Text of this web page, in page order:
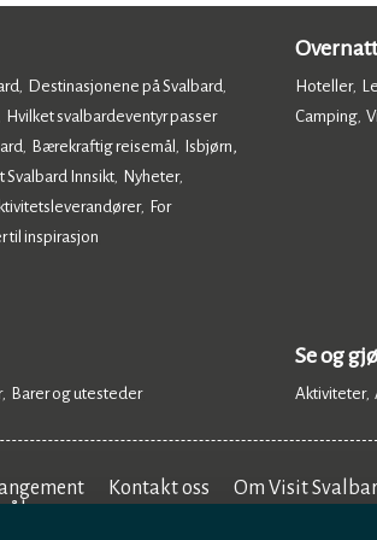
, Destinasjonene på Svalbard,
Hvilket svalbardeventyr passer
, Bærekraftig reisemål ,
Isbjørn,
Svalbard Innsikt, Nyheter,
,
For
til inspirasjon
Hoteller,
Camping,
, Barer og utesteder,
Se og
Aktiviteter,
Kontakt oss Om Visit